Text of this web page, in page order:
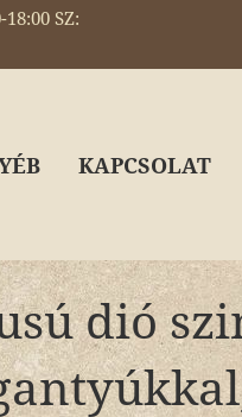
SZ:
KAPCSOLAT
dió